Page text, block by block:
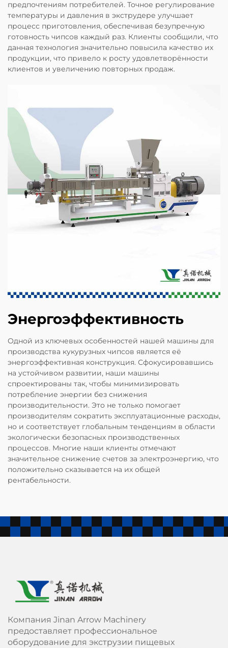
предпочтениям потребителей. Точное регулирование
температуры и давления в экструдере улучшает
процесс приготовления, обеспечивая безупречную
готовность чипсов каждый раз. Клиенты сообщили, что
данная технология значительно повысила качество их
продукции, что привело к росту удовлетворённости
клиентов и увеличению повторных продаж.
Энергоэффективность
Одной из ключевых особенностей нашей машины для
производства кукурузных чипсов является её
энергоэффективная конструкция. Сфокусировавшись
на устойчивом развитии, наши машины
спроектированы так, чтобы минимизировать
потребление энергии без снижения
производительности. Это не только помогает
производителям сократить эксплуатационные расходы,
но и соответствует глобальным тенденциям в области
экологически безопасных производственных
процессов. Многие наши клиенты отмечают
значительное снижение счетов за электроэнергию, что
положительно сказывается на их общей
рентабельности.
Компания Jinan Arrow Machinery
предоставляет профессиональное
оборудование для экструзии пищевых